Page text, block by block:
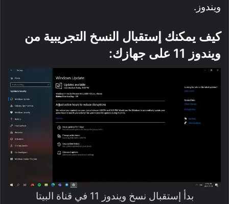
ويندوز.
كيف يمكنك إستقبال النسخ التجريبية من
ويندوز 11 على جهازك:
بدأ إستقبال نسخ ويندوز 11 في قناة البيتا